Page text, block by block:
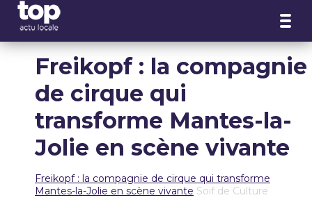
Freikopf : la compagnie
de cirque qui
transforme Mantes-la-
Jolie en scène vivante
Freikopf : la compagnie de cirque qui transforme
Mantes-la-Jolie en scène vivante Soif de Culture
Panneau de gestion des cookies